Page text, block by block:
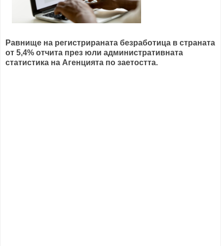
Равнище на регистрираната безработица в страната
от 5,4% отчита през юли административната
статистика на Агенцията по заетостта.